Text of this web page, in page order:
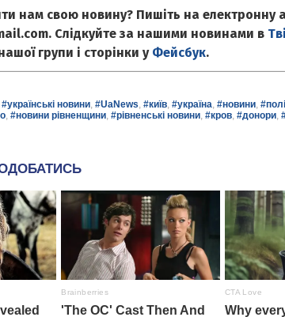
нам свою новину? Пишіть на електронну
Слідкуйте за нашими новинами в
групи і сторінки у Фейсбук.
#українські новини, #UaNews, #київ, #україна, #новини,
, #новини рівненщини, #рівненські новини, #кров, #донори,